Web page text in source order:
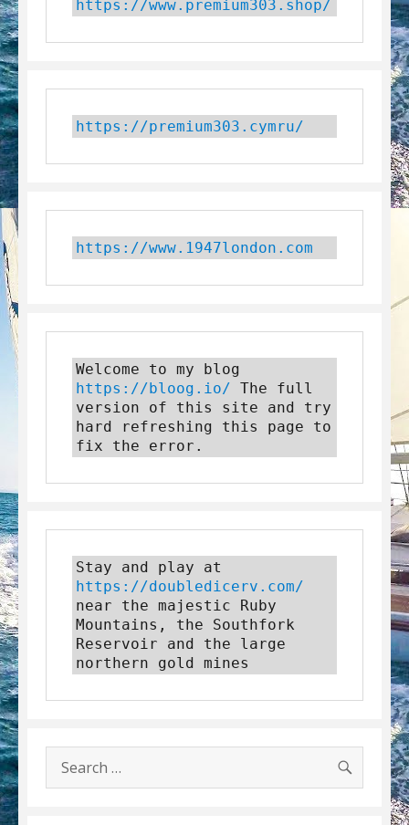
https://www.premium303.shop/
https://premium303.cymru/
https://www.1947london.com
https://bloog.io/ The full
version of this site and try
hard refreshing this page to
fix the error.
https://doubledicerv.com/
near the majestic Ruby
Mountains, the Southfork
Reservoir and the large
northern gold mines
Search
for: